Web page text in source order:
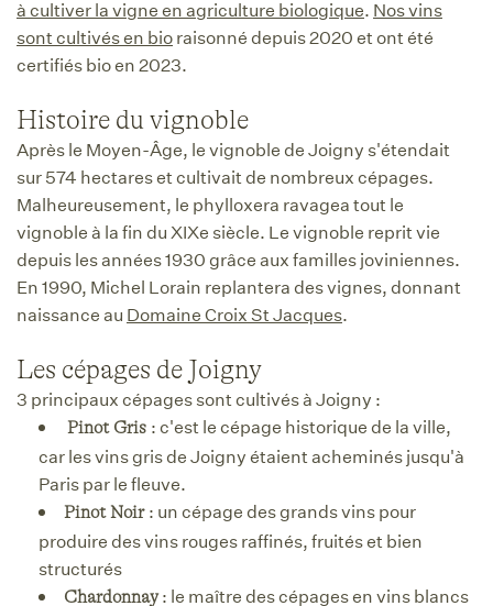
à cultiver la vigne en agriculture biologique. Nos vins
sont cultivés en bioraisonné depuis 2020 et ont été
certifiés bio en 2023.
Histoire du vignoble
Après le Moyen-Âge, le vignoble de Joigny s'étendait
sur 574 hectares et cultivait de nombreux cépages.
Malheureusement, le phylloxera ravagea tout le
vignoble à la fin du XIXe siècle. Le vignoble reprit vie
depuis les années 1930 grâce aux familles joviniennes.
En 1990, Michel Lorain replantera des vignes, donnant
naissance au Domaine Croix St Jacques.
Les cépages de Joigny
3 principaux cépages sont cultivés à Joigny :
Pinot Gris : c'est le cépage historique de la ville,
car les vins gris de Joigny étaient acheminés jusqu'à
Paris par le fleuve.
Pinot Noir : un cépage des grands vins pour
produire des vins rouges raffinés, fruités et bien
structurés
Chardonnay: le maître des cépages en vins blancs